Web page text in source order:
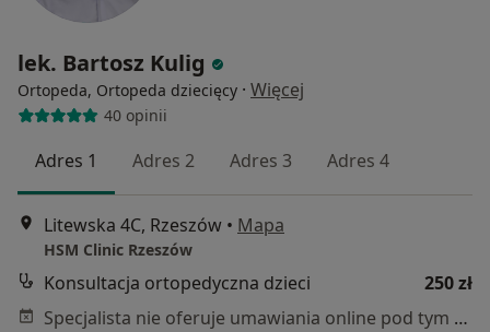
lek. Bartosz Kulig
Ortopeda, Ortopeda dziecięcy · Więcej
40 opinii
Adres 1 Adres 2 Adres 3 Adres 4
Litewska 4C, Rzeszów • Mapa
HSM Clinic Rzeszów
Konsultacja ortopedyczna dzieci
250 zł
Specjalista nie oferuje umawiania online pod tym adresem.